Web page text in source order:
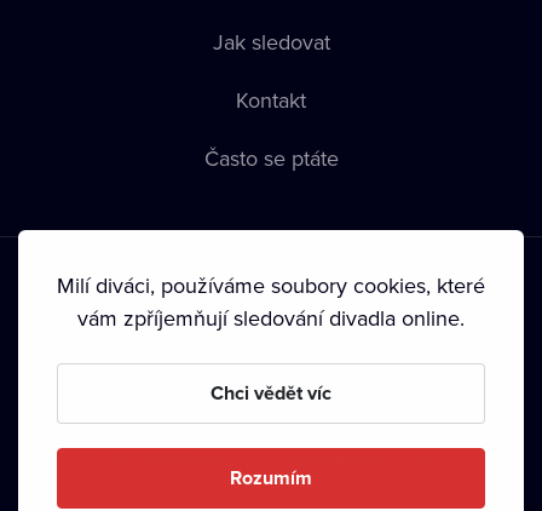
Jak sledovat
Kontakt
Často se ptáte
Podmínky používání • Ochrana soukromí • Zásady používání
• Autorská práva•
Milí diváci, používáme soubory cookies, které
vám zpříjemňují sledování divadla online.
Chci vědět víc
Rozumím